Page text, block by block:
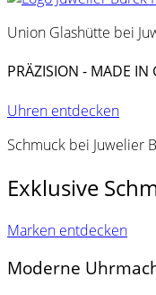
Union Glashütte bei
PRÄZISION - MADE IN
Uhren entdecken
Schmuck bei Juwelier
Exklusive
Marken entdecken
Moderne